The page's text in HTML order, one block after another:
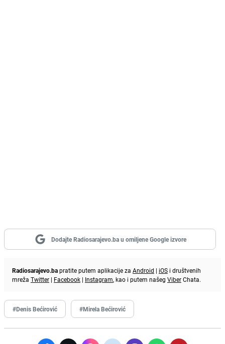
Dodajte Radiosarajevo.ba u omiljene Google izvore
Radiosarajevo.bapratite putem aplikacije za Android | iOS i društvenih
mreža Twitter | Facebook | Instagram, kao i putem našeg ViberChata.
#Denis Bećirović #Mirela Bećirović